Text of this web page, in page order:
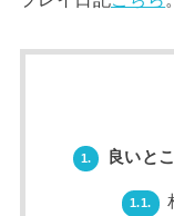
1. 良いと
1.1.